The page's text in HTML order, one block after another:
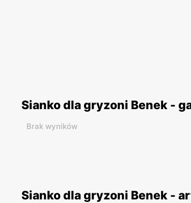
Sianko dla gryzoni Benek -
Brak wyników
Sianko dla gryzoni Benek -